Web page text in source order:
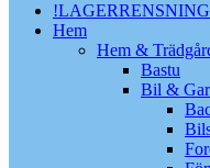
Hem
Hem &
Bastu
Bil &